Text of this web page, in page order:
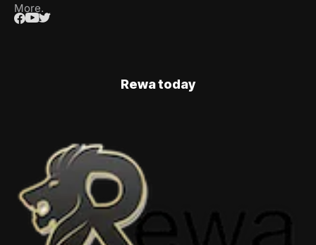
More.
Rewa today